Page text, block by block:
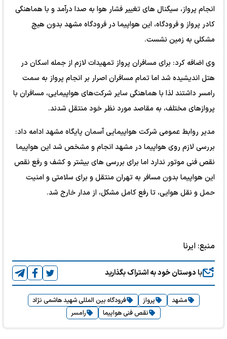
انجام پرواز، سیگنال های تغییر فشار هوا به صدا درآمد و با هماهنگی
کادر پرواز و فرودگاه، این هواپیما در فرودگاه مشهد بدون هیچ
مشکلی به زمین نشست.
وی اضافه کرد: برای مسافران پرواز تمهیدات لازم از جمله اسکان در
هتل اندیشیده شد اما تمام مسافران اصرار بر انجام پرواز به سمت
رامسر داشتند لذا با هماهنگی سایر شرکت‌های هواپیمایی، مسافران با
پروازهای مختلف، به مقاصد مورد نظر خود منتقل شدند.
مدیر روابط عمومی شرکت هواپیمایی آسمان پایگاه مشهد ادامه داد:
بررسی لازم روی هواپیما در مشهد انجام و مشخص شد این هواپیما
نقص فنی موتور ندارد اما برای بررسی های بیشتر و کشف و رفع نقص
این هواپیما بدون مسافر به تهران منتقل و برای سلامتی و امنیت
حمل و نقل هوایی، تا رفع کامل مشکل، از مدار خارج شد.
منبع: ایرنا
با دوستان خود به اشتراک بگذارید
مشهد پرواز
فرودگاه بین المللی شهید هاشمی نژاد
نقص فنی هواپیما
رامسر